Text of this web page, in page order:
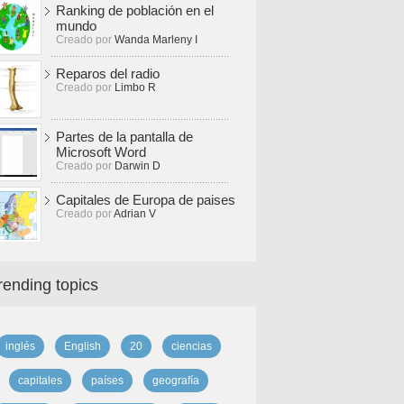
Ranking de población en el
mundo
Creado por Wanda Marleny I
Reparos del radio
Creado por Limbo R
Partes de la pantalla de
Microsoft Word
Creado por Darwin D
Capitales de Europa de paises
Creado porAdrian V
topics
inglés English 20 ciencias
capitales países geografía